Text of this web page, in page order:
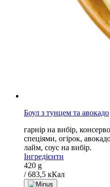
Боул з тунцем та авокадо
гарнір на вибір,
спеціями, огірок,
лайм, соус на вибір.
Інгредієнти
420 g
/ 683,5 кКал